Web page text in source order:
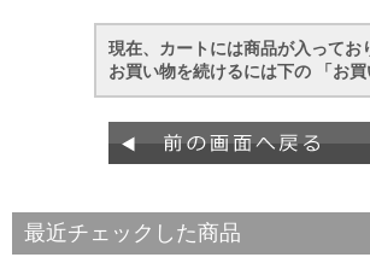
現在、カートには商品が入ってお
お買い物を続けるには下の 「お
最近チェックした商品